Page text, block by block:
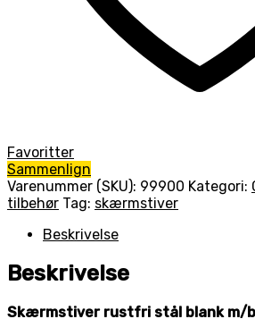
Favoritter
Sammenlign
Varenummer (SKU): 99900 Kategori:
tilbehør Tag: skærmstiver
Beskrivelse
Beskrivelse
Skærmstiver rustfri stål blank m/